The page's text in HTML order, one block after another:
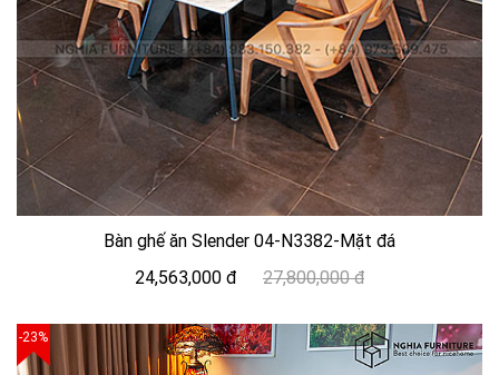
Bàn ghế ăn Slender 04-N3382-Mặt đá
24,563,000 đ
27,800,000 đ
-23%